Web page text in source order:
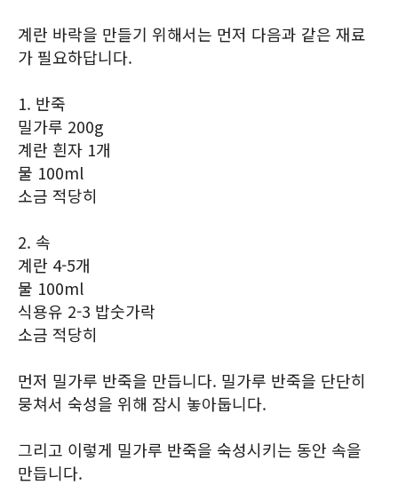
계란 바락을 만들기 위해서는 먼저 다음과 같은 재료
가 필요하답니다.
1. 반죽
밀가루 200g
계란 흰자 1개
물 100ml
소금 적당히
2. 속
계란 4-5개
물 100ml
식용유 2-3 밥숫가락
소금 적당히
먼저 밀가루 반죽을 만듭니다. 밀가루 반죽을 단단히
뭉쳐서 숙성을 위해 잠시 놓아둡니다.
그리고 이렇게 밀가루 반죽을 숙성시키는 동안 속을
만듭니다.